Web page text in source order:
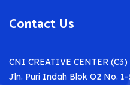
Contact Us
CNI CREATIVE CENTER
Jln. Puri Indah Blok O2 No.